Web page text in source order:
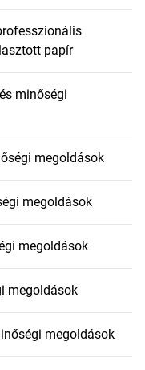
papír
minőségi
megoldások
megoldások
megoldások
megoldások
megoldások